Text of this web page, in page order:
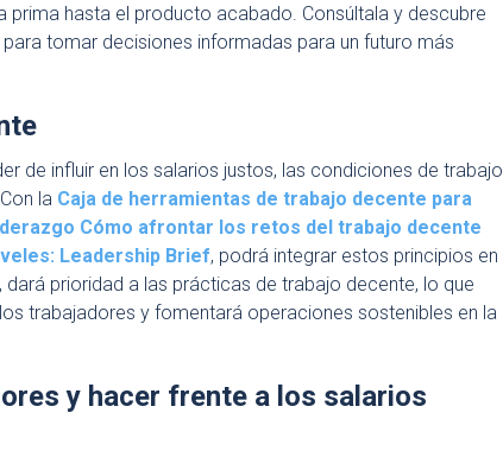
hasta el producto acabado. Consúltala y descubre
tomar decisiones informadas para un futuro más
de influir en los salarios justos, las condiciones de trabajo
la Caja de herramientas de trabajo decente para
Cómo afrontar los retos del trabajo decente
Leadership Brief, podrá integrar estos principios en
prioridad a las prácticas de trabajo decente, lo que
trabajadores y fomentará operaciones sostenibles en la
y hacer frente a los salarios